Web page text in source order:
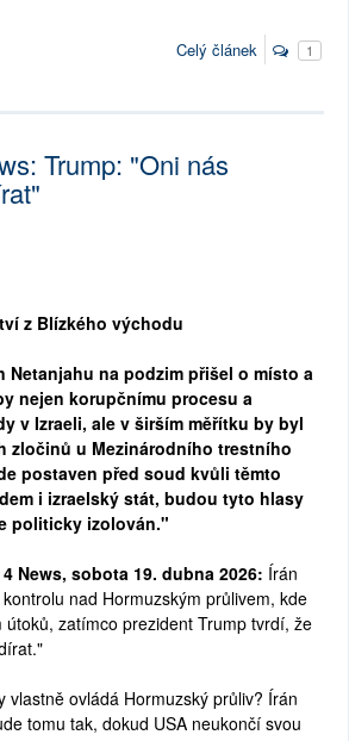
Celý článek 1
Trump: "Oni nás
z Blízkého východu
Netanjahu na podzim přišel o místo a
nejen korupčnímu procesu a
v Izraeli, ale v širším měřítku by byl
zločinů u Mezinárodního trestního
postaven před soud kvůli těmto
i izraelský stát, budou tyto hlasy
politicky izolován."
News, sobota 19. dubna 2026: Írán
nad Hormuzským průlivem, kde
zatímco prezident Trump tvrdí, že
vlastně ovládá Hormuzský průliv? Írán
tomu tak, dokud USA neukončí svou